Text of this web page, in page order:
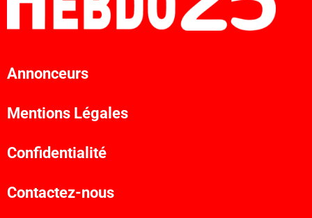
Annonceurs
Mentions Légales
Confidentialité
Contactez-nous